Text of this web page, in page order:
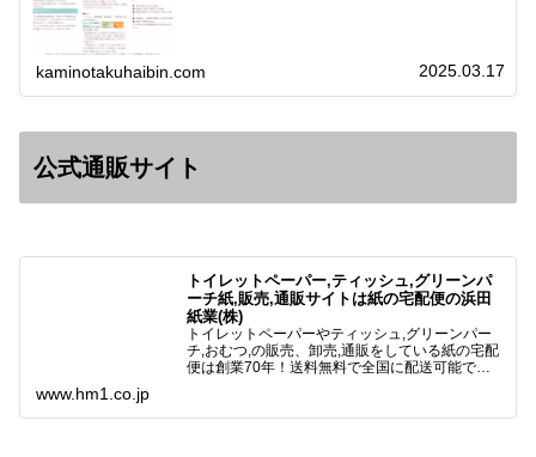
kaminotakuhaibin.com 2025.03.17
公式通販サイト
トイレットペーパー,ティッシュ,グリーンパ
ーチ紙,販売,通販サイトは紙の宅配便の浜田
紙業(株)
トイレットペーパーやティッシュ,グリーンパー
チ,おむつ,の販売、卸売,通販をしている紙の宅配
便は創業70年！送料無料で全国に配送可能で
様と歩んでまいりま…
www.hm1.co.jp